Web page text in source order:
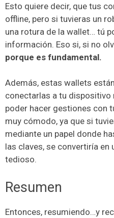
Esto quiere decir, que tus
offline, pero si tuvieras un
una rotura de la wallet… tú
información. Eso si, si no
porque es fundamental.
Además, estas wallets
conectarlas a tu dispositivo
poder hacer gestiones con
muy cómodo, ya que si
mediante un papel donde
las claves, se convertiría en
tedioso.
Resumen
Entonces, resumiendo…y